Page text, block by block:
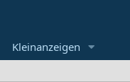
Kleinanzeigen